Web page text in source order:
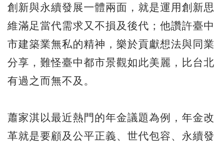
創新與永續發展一體兩面，就是運用創新思
維滿足當代需求又不損及後代；他讚許臺中
市建築業無私的精神，樂於貢獻想法與同業
分享，難怪臺中都市景觀如此美麗，比台北
有過之而無不及。
蕭家淇以最近熱門的年金議題為例，年金改
革就是要顧及公平正義、世代包容、永續發